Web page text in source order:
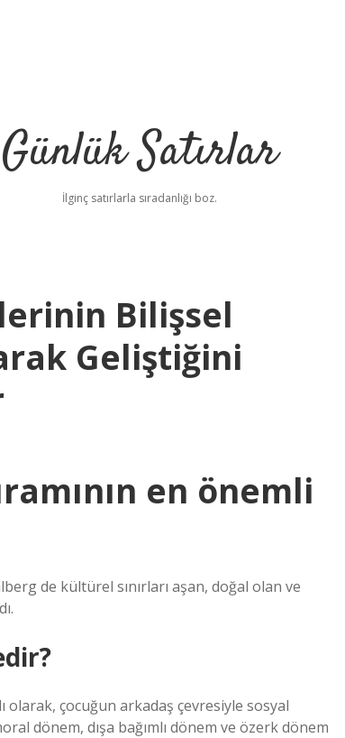
Günlük Satırlar
İlginç satırlarla sıradanlığı boz.
Bilişsel
Geliştiğini
en önemli
de kültürel sınırları aşan, doğal olan ve
olarak, çocuğun arkadaş çevresiyle sosyal
dönem, dışa bağımlı dönem ve özerk dönem